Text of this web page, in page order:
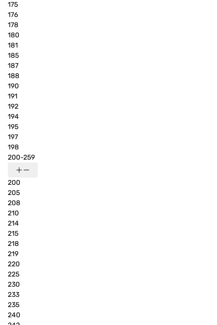
175
176
178
180
181
185
187
188
190
191
192
194
195
197
198
200-259
200
205
208
210
214
215
218
219
220
225
230
233
235
240